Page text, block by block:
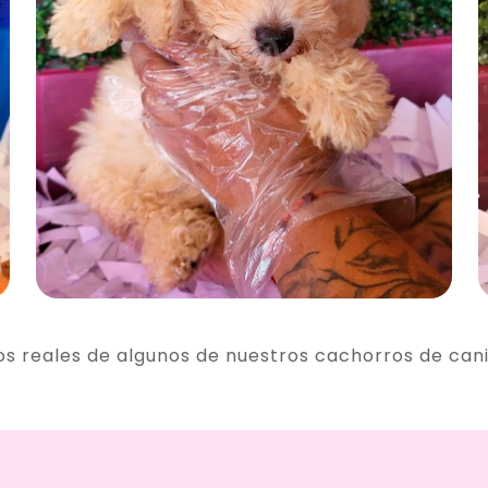
reales de algunos de nuestros cachorros de